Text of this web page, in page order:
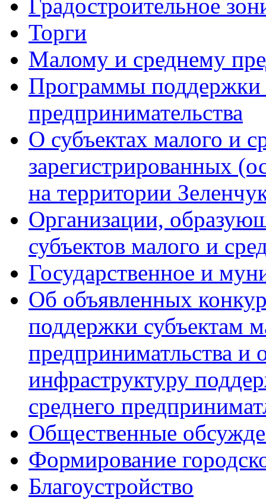
Градостроительное
Торги
Малому и среднему
Программы поддержки
предпринимательства
О субъектах малого и
зарегистрированных
на территории
Организации,
субъектов малого и
Государственное и
Об объявленных
поддержки субъектам
предприниматльства
инфраструктуру
среднего
Общественные
Формирование
Благоустройство